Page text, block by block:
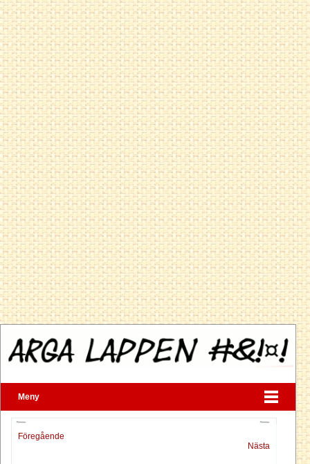
Meny
Föregående
Nästa